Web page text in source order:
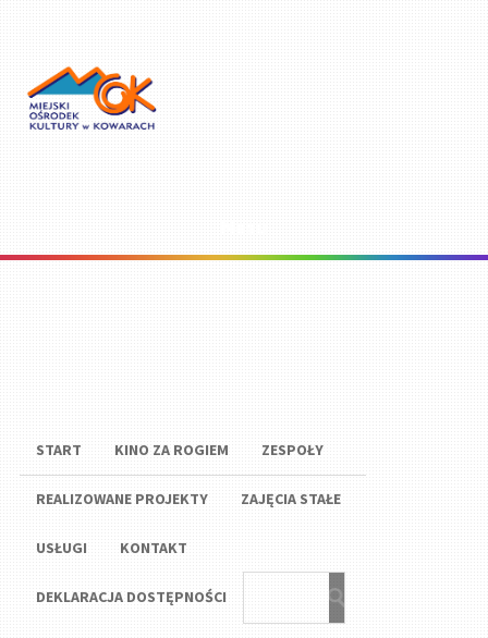
START KINO ZA ROGIEM ZESPOŁY
REALIZOWANE PROJEKTY ZAJĘCIA STAŁE
USŁUGI KONTAKT
DEKLARACJA DOSTĘPNOŚCI